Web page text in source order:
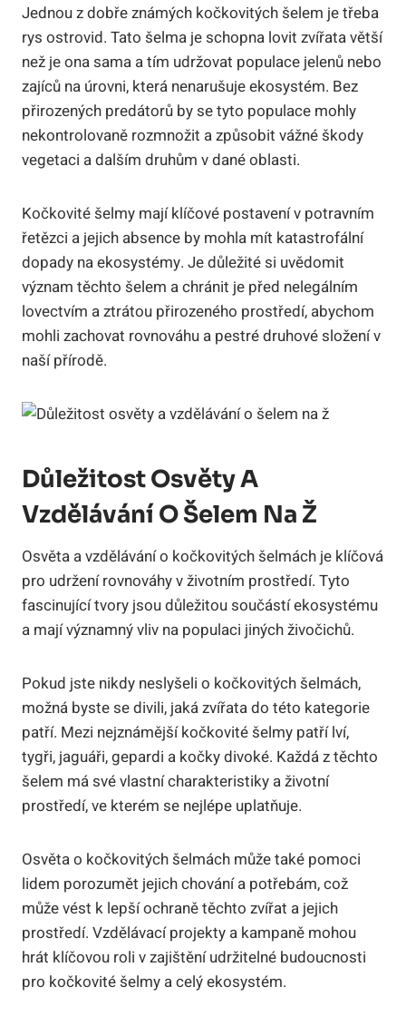
Jednou z dobře známých kočkovitých šelem je třeba
rys ostrovid. Tato šelma je schopna lovit zvířata větší
než je ona sama a tím udržovat populace jelenů nebo
zajíců na úrovni, která nenarušuje ekosystém. Bez
přirozených predátorů by se tyto populace mohly
nekontrolovaně rozmnožit a způsobit vážné škody
vegetaci a dalším druhům v dané oblasti.
Kočkovité šelmy mají klíčové postavení v potravním
řetězci a jejich absence by mohla mít katastrofální
dopady na ekosystémy. Je důležité si uvědomit
význam těchto šelem a chránit je před nelegálním
lovectvím a ztrátou přirozeného prostředí, abychom
mohli zachovat rovnováhu a pestré druhové složení v
naší přírodě.
Důležitost Osvěty A
Vzdělávání O Šelem Na Ž
Osvěta a vzdělávání o kočkovitých šelmách je klíčová
pro udržení rovnováhy v životním prostředí. Tyto
fascinující tvory jsou důležitou součástí ekosystému
a mají významný vliv na populaci jiných živočichů.
Pokud jste nikdy neslyšeli o kočkovitých šelmách,
možná byste se divili, jaká zvířata do této kategorie
patří. Mezi nejznámější kočkovité šelmy patří lví,
tygři, jaguáři, gepardi a kočky divoké. Každá z těchto
šelem má své vlastní charakteristiky a životní
prostředí, ve kterém se nejlépe uplatňuje.
Osvěta o kočkovitých šelmách může také pomoci
lidem porozumět jejich chování a potřebám, což
může vést k lepší ochraně těchto zvířat a jejich
prostředí. Vzdělávací projekty a kampaně mohou
hrát klíčovou roli v zajištění udržitelné budoucnosti
pro kočkovité šelmy a celý ekosystém.